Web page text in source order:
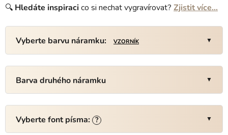
🔍 Hledáte inspiracico si nechat vygravírovat? Zjistit více…
Vyberte barvu náramku: VZORNÍK
Barva druhého náramku
Vyberte font písma: ?